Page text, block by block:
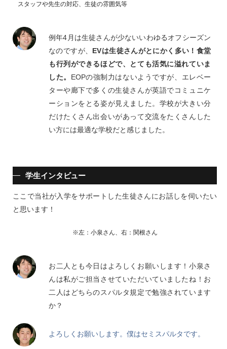
スタッフや先生の対応、生徒の雰囲気等
例年4月は生徒さんが少ないいわゆるオフシーズン
なのですが、 EVは生徒さんがとにかく多い！食堂
も行列ができるほどで、とても活気に溢れていま
した。 EOPの強制力はないようですが、エレベー
ターや廊下で多くの生徒さんが英語でコミュニケ
ーションをとる姿が見えました。学校が大きい分
だけたくさん出会いがあって交流をたくさんした
い方には最適な学校だと感じました。
学生インタビュー
ここで当社が入学をサポートした生徒さんにお話しを伺いたい
と思います！
※左：小泉さん、右：関根さん
お二人とも今日はよろしくお願いします！小泉さ
んは私がご担当させていただいていましたね！お
二人はどちらのスパルタ規定で勉強されています
か？
よろしくお願いします。僕はセミスパルタです。